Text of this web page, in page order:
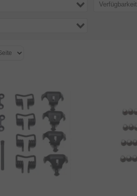
Verfügbarkeit